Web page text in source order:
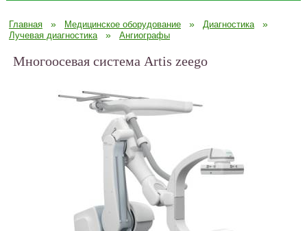
Главная » Медицинское оборудование » Диагностика »
Лучевая диагностика » Ангиографы
Многоосевая система Artis zeego